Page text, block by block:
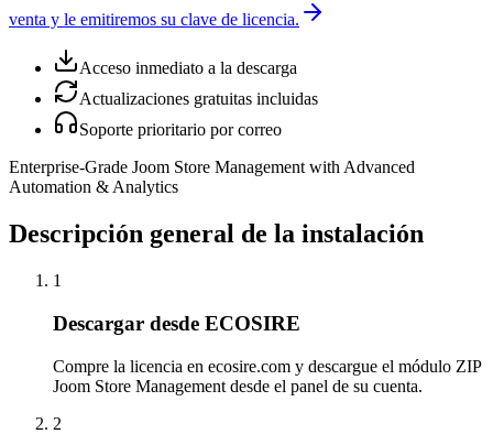
venta y le emitiremos su clave de licencia.
Acceso inmediato a la descarga
Actualizaciones gratuitas incluidas
Soporte prioritario por correo
Enterprise-Grade Joom Store Management with Advanced
Automation & Analytics
Descripción general de la instalación
1
Descargar desde ECOSIRE
Compre la licencia en ecosire.com y descargue el módulo ZIP
Joom Store Management desde el panel de su cuenta.
2